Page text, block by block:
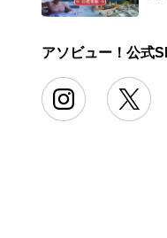
アソビュー！公式